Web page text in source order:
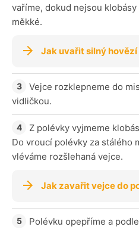
vaříme, dokud nejsou
měkké.
Jak uvařit silný
Vejce rozklepneme do
vidličkou.
Z polévky vyjmeme
Do vroucí polévky za stálého
vléváme rozšlehaná vejce.
Jak zavařit vejce do
Polévku opepříme a